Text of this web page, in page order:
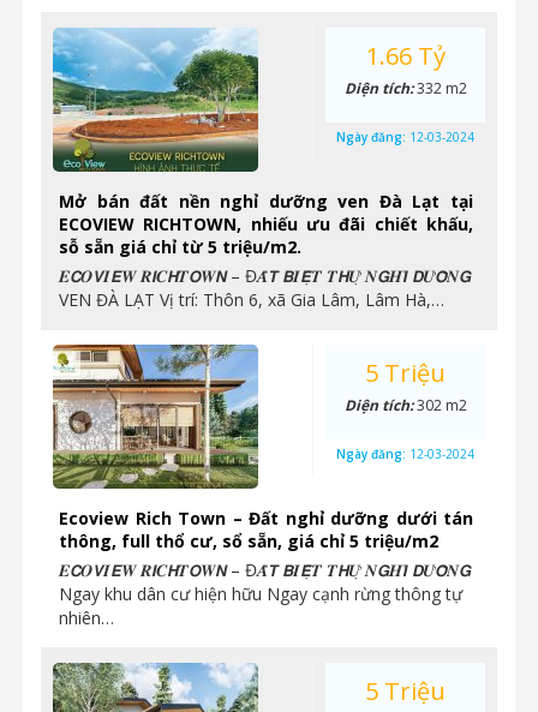
Mở bán đất nền nghỉ dưỡng ven Đà Lạt tại
ECOVIEW RICHTOWN, nhiếu ưu đãi chiết khấu,
sỗ sẵn giá chỉ từ 5 triệu/m2.
𝑬𝘾𝑶𝙑𝑰𝙀𝑾 𝑹𝙄𝑪𝙃𝑻𝙊𝑾𝙉 – Đ𝑨̂́𝙏 𝘽𝑰𝙀̣̂𝑻 𝑻𝙃𝑼̛̣ 𝑵𝙂𝑯𝙄̉ 𝘿𝑼̛𝙊̛̃𝑵𝙂
VEN ĐÀ LẠT Vị trí: Thôn 6, xã Gia Lâm, Lâm Hà,…
1.66 Tỷ
Diện tích:332 m2
Ngày đăng: 12-03-2024
Ecoview Rich Town – Đất nghỉ dưỡng dưới tán
thông, full thổ cư, sổ sẵn, giá chỉ 5 triệu/m2
𝑬𝘾𝑶𝙑𝑰𝙀𝑾 𝑹𝙄𝑪𝙃𝑻𝙊𝑾𝙉 – Đ𝑨̂́𝙏 𝘽𝑰𝙀̣̂𝑻 𝑻𝙃𝑼̛̣ 𝑵𝙂𝑯𝙄̉ 𝘿𝑼̛𝙊̛̃𝑵𝙂
Ngay khu dân cư hiện hữu Ngay cạnh rừng thông tự
nhiên…
5 Triệu
Diện tích:302 m2
Ngày đăng: 12-03-2024
5 Triệu